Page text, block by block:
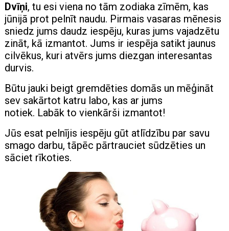
Dvīņi, tu esi viena no tām zodiaka zīmēm, kas
jūnijā prot pelnīt naudu. Pirmais vasaras mēnesis
sniedz jums daudz iespēju, kuras jums vajadzētu
zināt, kā izmantot. Jums ir iespēja satikt jaunus
cilvēkus, kuri atvērs jums diezgan interesantas
durvis.
Būtu jauki beigt gremdēties domās un mēģināt
sev sakārtot katru labo, kas ar jums
notiek. Labāk to vienkārši izmantot!
Jūs esat pelnījis iespēju gūt atlīdzību par savu
smago darbu, tāpēc pārtrauciet sūdzēties un
sāciet rīkoties.